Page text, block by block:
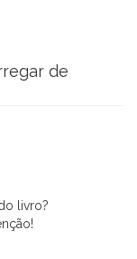
de
livro?